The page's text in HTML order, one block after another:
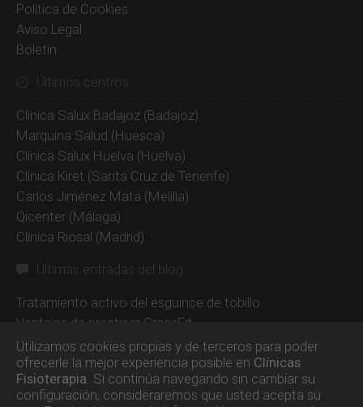
Utilizamos cookies propias y de terceros para poder
ofrecerle la mejor experiencia posible en Clínicas
Fisioterapia. Si continúa navegando sin cambiar su
configuración, consideraremos que usted acepta su
Política de Cookies
Aviso Legal
Boletín
Últimos centros
Clínica Salux Badajoz (Badajoz)
Marquina Salud (Huesca)
Clínica Salux Huelva (Huelva)
Clínica Kiret (Santa Cruz de Tenerife)
Carlos Jiménez Mata (Melilla)
Qicenter (Málaga)
Clínica Riosal (Madrid)
Últimas entradas del blog
Tratamiento activo del esguince de tobillo
Ventajas de practicar CrossFit
Beurer EM49, un electroestimulador barato y
superventas
Compex SP 8.0, el mejor electroestimulador de 2020
SP 6.0, el electroestimulador inalámbrico más barato de